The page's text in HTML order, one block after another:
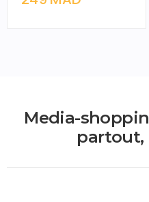
Media-
partout,